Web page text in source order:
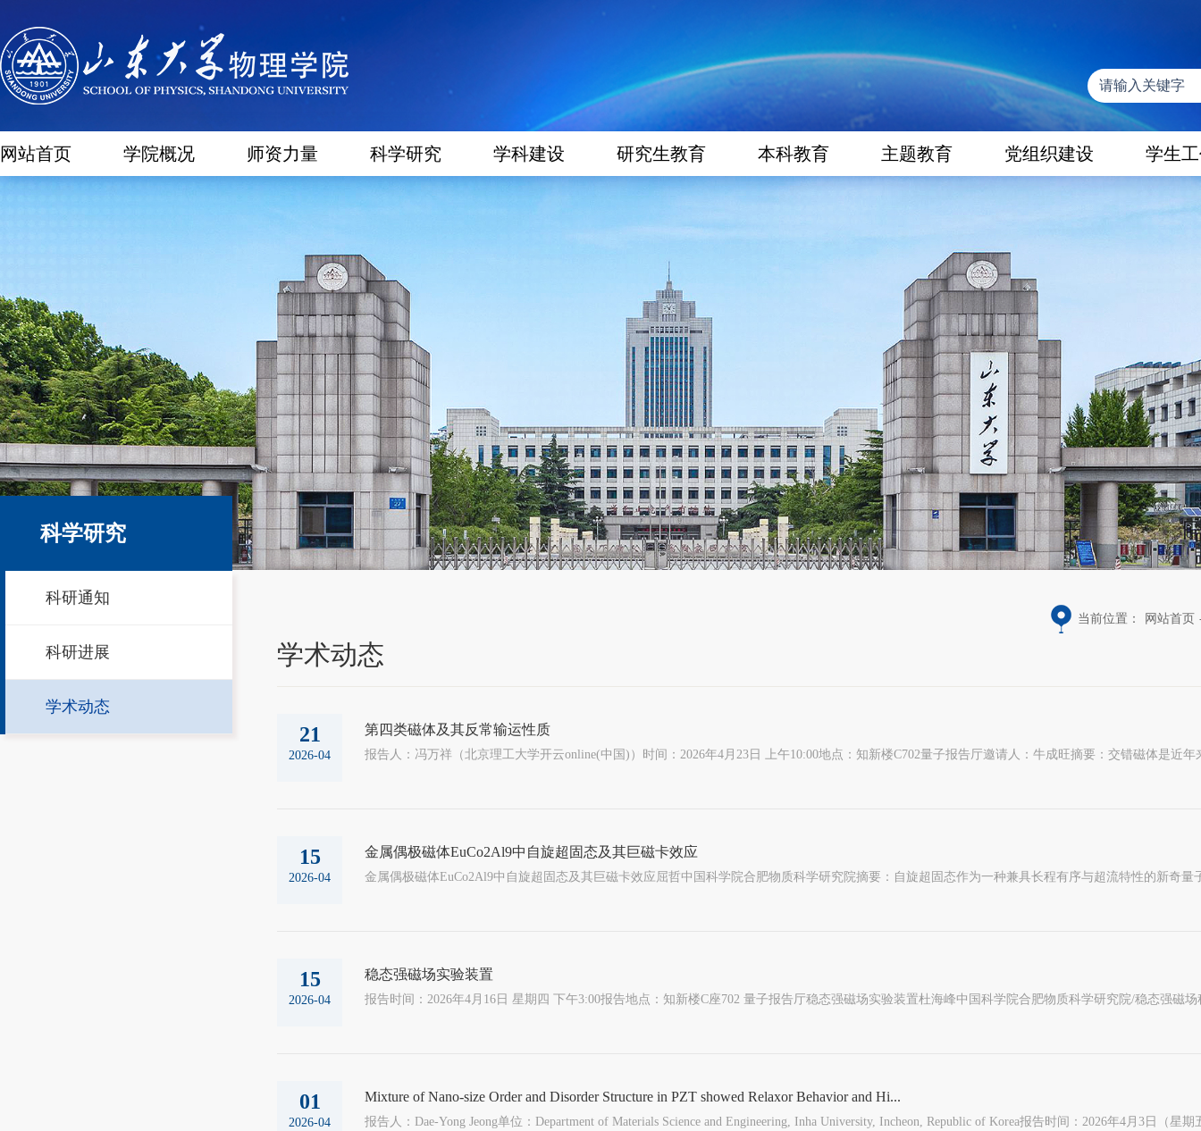
网站首页 学院概况 师资力量 科学研究 学科建设 研究生教育 本科教育 主题教育 党组织建设 学生
科学研究
科研通知
科研进展
学术动态
当前位置： 网站首页
学术动态
21
2026-04
第四类磁体及其反常输运性质
15
2026-04
金属偶极磁体EuCo2Al9中自旋超固态及其巨磁卡效应
15
2026-04
稳态强磁场实验装置
01
2026-04
Mixture of Nano-size Order and Disorder Structure in PZT showed Relaxor Behavior and Hi...